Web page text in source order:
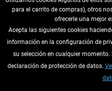
DESISTIR DEL CONTRATO
INFORMACIÓN
para el carrito de compras), otros
ofrecerle una mejor
Acepta las siguientes cookies
información en la configuración de
su selección en cualquier
declaración de protección de datos.